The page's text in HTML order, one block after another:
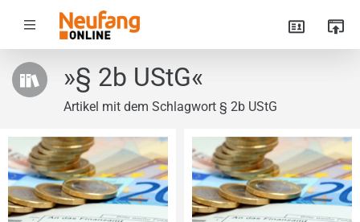
»§ 2b UStG«
Artikel mit dem Schlagwort § 2b UStG